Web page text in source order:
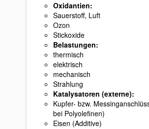
Oxidantien:
Sauerstoff, Luft
Ozon
Stickoxide
Belastungen:
thermisch
elektrisch
mechanisch
Strahlung
Katalysatoren (externe):
Kupfer- bzw.
bei Polyolefinen)
Eisen (Additive)